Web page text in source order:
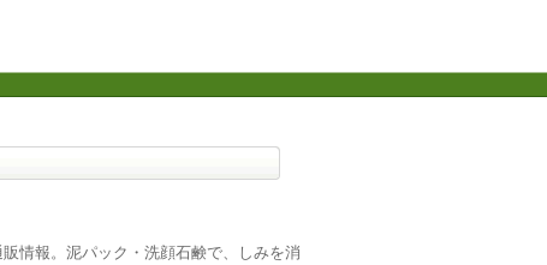
情報。泥パック・洗顔石鹸で、しみを消